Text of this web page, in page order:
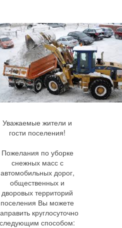
Уважаемые жители и
гости поселения!
Пожелания по уборке
снежных масс с
автомобильных дорог,
общественных и
дворовых территорий
поселения Вы можете
круглосуточно
следующим способом: